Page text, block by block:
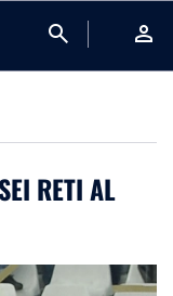
search person
RETI AL